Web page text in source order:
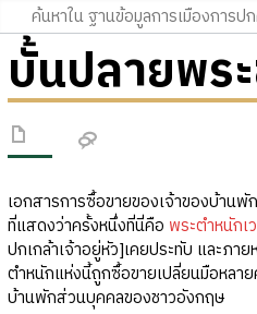
บั้นปลายพร
เอกสารการซื้อขายของเจ้าของบ้าน
ที่แสดงว่าครั้งหนึ่งที่นี่คือ พระตำหนักเ
ปกเกล้าเจ้าอยู่หัว]เคยประทับ และภา
ตำหนักแห่งนี้ถูกซื้อขายเปลี่ยนมือหลา
บ้านพักส่วนบุคคลของชาวอังกฤษ